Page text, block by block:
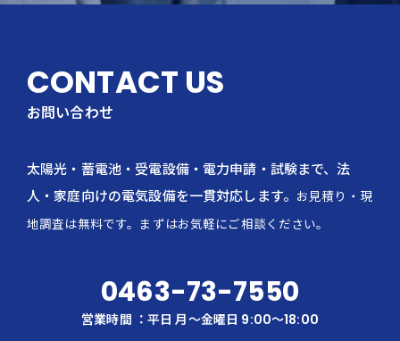
CONTACT US
お問い合わせ
太陽光・蓄電池・受電設備・電力申請・試験まで、法
人・家庭向けの電気設備を一貫対応します。 お見積り・現
地調査は無料です。まずはお気軽にご相談ください。
0463-73-7550
営業時間 ：平日 月〜金曜日 9:00～18:00